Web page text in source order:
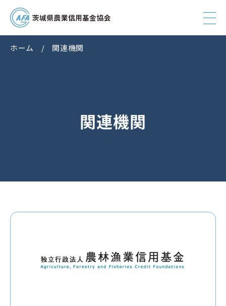
ホーム 関連機関
関連機関